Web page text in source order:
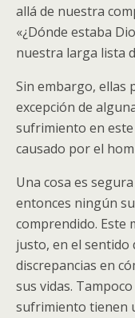
allá de nuestra
«¿Dónde estaba
nuestra larga lista
Sin embargo, ellas
excepción de
sufrimiento en
causado por el
Una cosa es
entonces ningún
comprendido. Este
justo, en el sentido
discrepancias en
sus vidas.
sufrimiento tienen